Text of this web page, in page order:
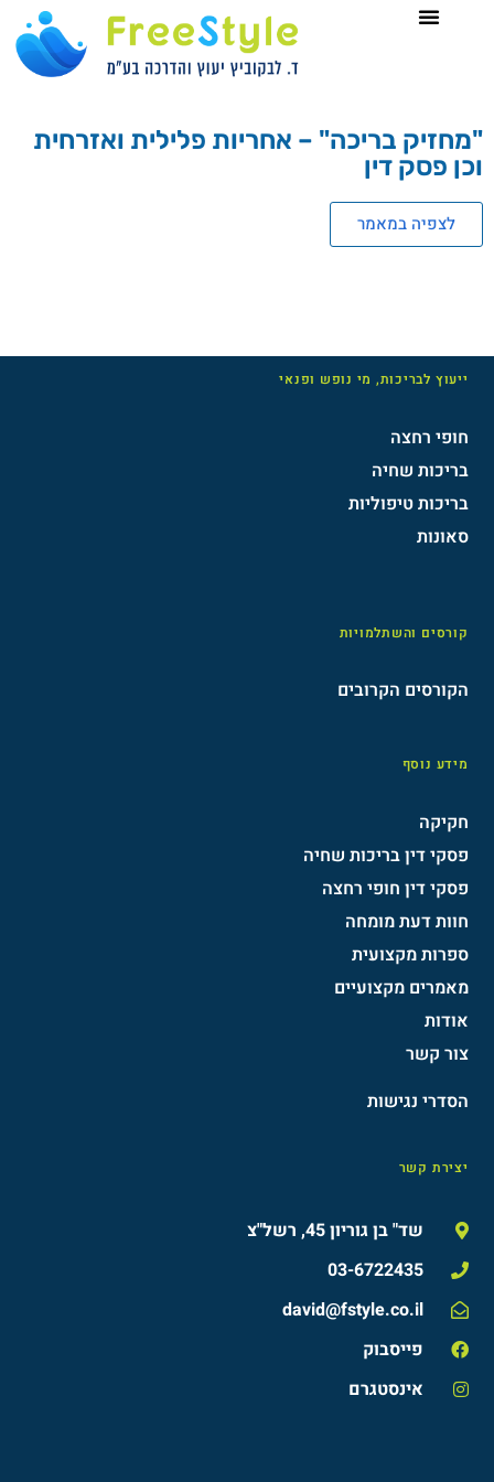
"מחזיק בריכה" – אחריות פלילית ואזרחית
וכן פסק דין
לצפיה במאמר
ייעוץ לבריכות, מי נופש ופנאי
חופי רחצה
בריכות שחיה
בריכות טיפוליות
סאונות
קורסים והשתלמויות
הקורסים הקרובים
מידע נוסף
חקיקה
פסקי דין בריכות שחיה
פסקי דין חופי רחצה
חוות דעת מומחה
ספרות מקצועית
מאמרים מקצועיים
אודות
צור קשר
הסדרי נגישות​
יצירת קשר
שד" בן גוריון 45, רשל"צ
03-6722435
david@fstyle.co.il
פייסבוק
אינסטגרם